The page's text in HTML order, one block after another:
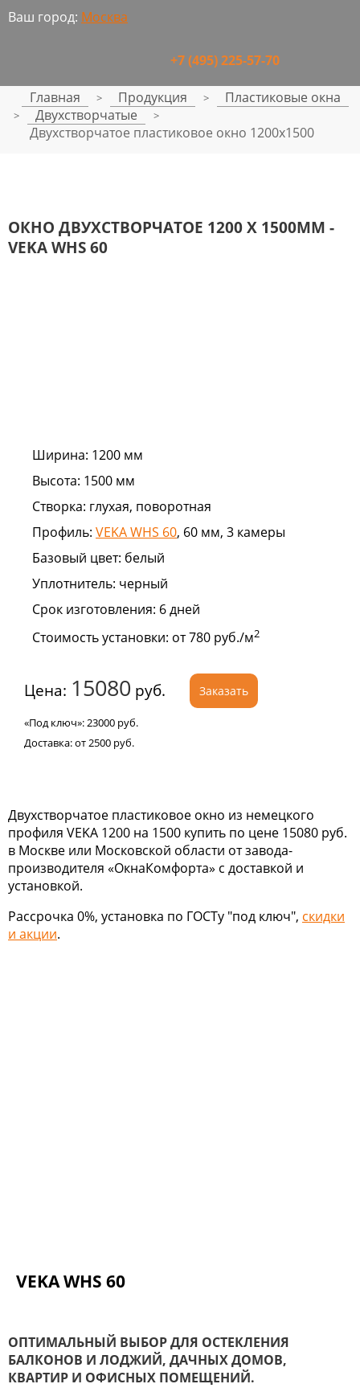
Ваш город: Москва
+7 (495) 225-57-70
Главная > Продукция > Пластиковые окна
> Двухстворчатые >
Двухстворчатое пластиковое окно 1200x1500
ОКНО ДВУХСТВОРЧАТОЕ 1200 Х 1500ММ -
VEKA WHS 60
Ширина: 1200 мм
Высота: 1500 мм
Створка: глухая, поворотная
Профиль: VEKA WHS 60, 60 мм, 3 камеры
Базовый цвет: белый
Уплотнитель: черный
Срок изготовления: 6 дней
Стоимость установки: от 780 руб./м2
Цена: 15080 руб.
«Под ключ»:23000 руб.
Доставка:от 2500 руб.
Заказать
Двухстворчатое пластиковое окно из немецкого
профиля VEKA 1200 на 1500 купить по цене 15080 руб.
в Москве или Московской области от завода-
производителя «ОкнаКомфорта» с доставкой и
установкой.
Рассрочка 0%, установка по ГОСТу "под ключ", скидки
и акции.
VEKA WHS 60
ОПТИМАЛЬНЫЙ ВЫБОР ДЛЯ ОСТЕКЛЕНИЯ
БАЛКОНОВ И ЛОДЖИЙ, ДАЧНЫХ ДОМОВ,
КВАРТИР И ОФИСНЫХ ПОМЕЩЕНИЙ.